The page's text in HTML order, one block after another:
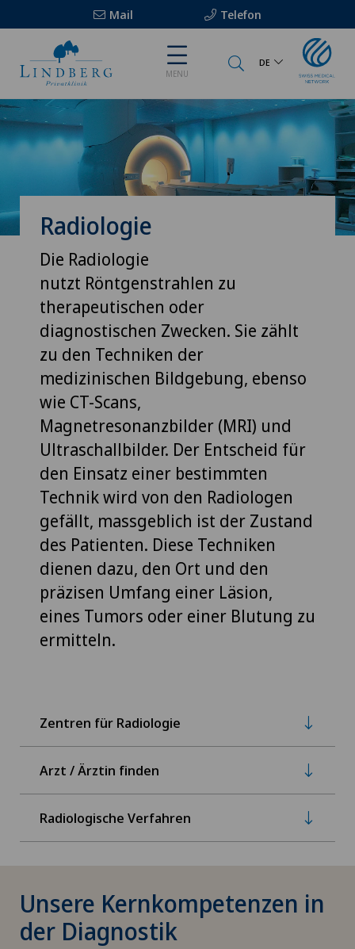
Mail Telefon
MENU
DE
Radiologie
Die Radiologie
nutzt Röntgenstrahlen zu
therapeutischen oder
diagnostischen Zwecken. Sie zählt
zu den Techniken der
medizinischen Bildgebung, ebenso
wie CT-Scans,
Magnetresonanzbilder (MRI) und
Ultraschallbilder. Der Entscheid für
den Einsatz einer bestimmten
Technik wird von den Radiologen
gefällt, massgeblich ist der Zustand
des Patienten. Diese Techniken
dienen dazu, den Ort und den
präzisen Umfang einer Läsion,
eines Tumors oder einer Blutung zu
ermitteln.
Zentren für Radiologie
Arzt / Ärztin finden
Radiologische Verfahren
Unsere Kernkompetenzen in
der Diagnostik